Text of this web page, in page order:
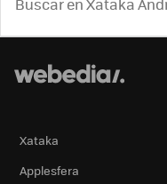
Xataka
Applesfera